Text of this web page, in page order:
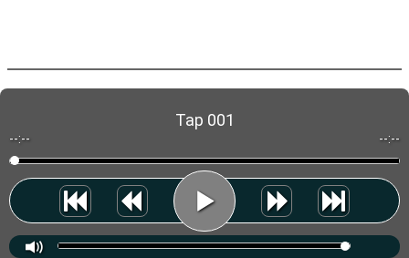
Tap 001
--:-- --:--